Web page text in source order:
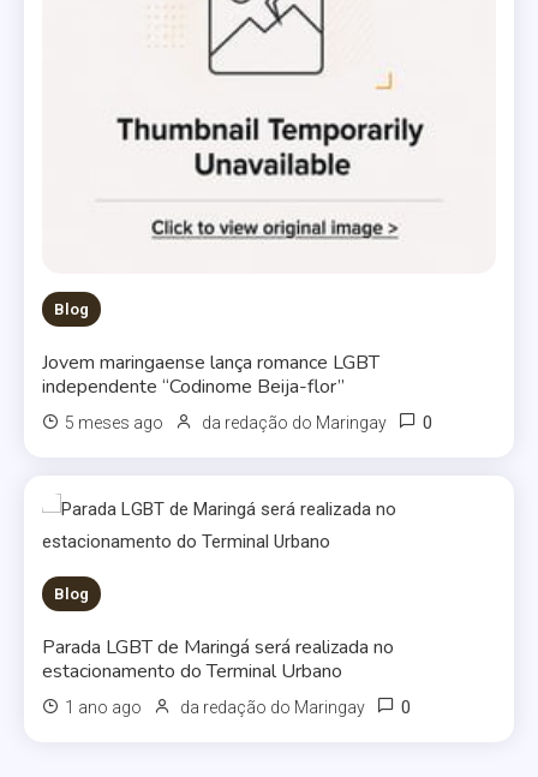
Blog
Jovem maringaense lança romance LGBT
independente “Codinome Beija-flor”
5 meses ago da redação do Maringay 0
Blog
Parada LGBT de Maringá será realizada no
estacionamento do Terminal Urbano
1 ano ago da redação do Maringay 0